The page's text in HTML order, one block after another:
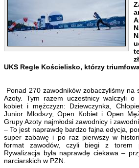
UKS Regle Kościelisko, którzy
Ponad 270 zawodników zobaczyliśmy
Azoty. Tym razem uczestnicy walczyli
kobiet i mężczyzn: Dziewczynka,
Junior Młodszy, Open Kobiet i Open
Grupy Azoty najmłodsi zawodnicy i
– To jest naprawdę bardzo fajna edycja,
super zabawę i po raz pierwszy w
format zawodów, czyli biegi z torem
Rywalizacja była naprawdę ciekawa –
narciarskich w PZN.